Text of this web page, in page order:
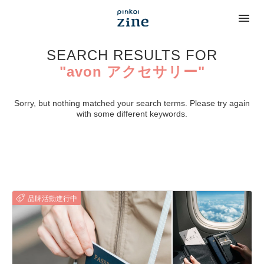
SEARCH RESULTS FOR
"avon アクセサリー"
Sorry, but nothing matched your search terms. Please try again
with some different keywords.